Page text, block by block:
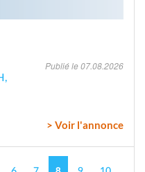
Publié le 07.08.2026
> Voir l'annonce